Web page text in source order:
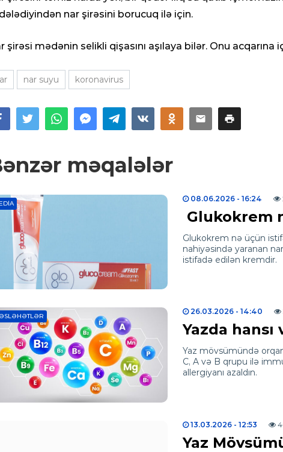
nar şirəsini borucuq ilə için.
şirəsi mədənin selikli qişasını aşılaya bilər. Onu acqarına
nar suyu koronavirus
məqalələr
08.06.2026 - 16:24
Glukokrem
Glukokrem nə üçün
nahiyəsində yaranan
istifadə edilən kremdir.
26.03.2026 - 14:40
Yazda
Yaz mövsümündə
C, A və B qrupu ilə
allergiyanı azaldın.
13.03.2026 - 12:53
Yaz